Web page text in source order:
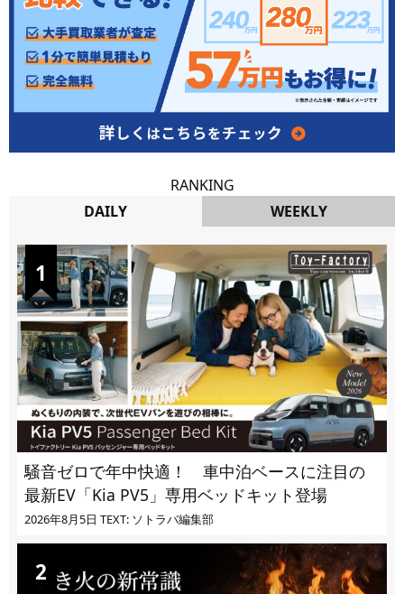
RANKING
DAILY
WEEKLY
騒音ゼロで年中快適！ 車中泊ベースに注目の
最新EV「Kia PV5」専用ベッドキット登場
2026年8月5日 TEXT: ソトラバ編集部